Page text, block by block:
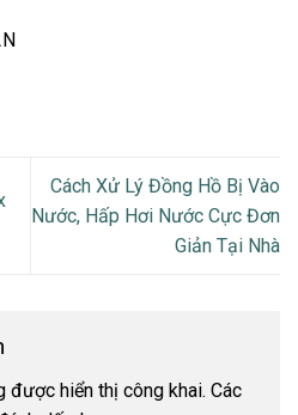
Cách Xử Lý Đồng Hồ Bị Vào
Nước, Hấp Hơi Nước Cực Đơn
Giản Tại Nhà
được hiển thị công khai. Các